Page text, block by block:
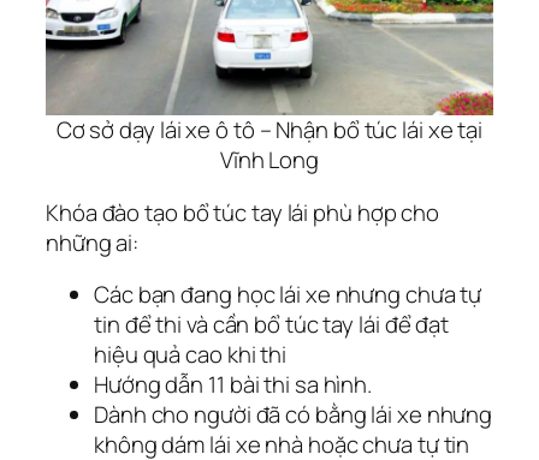
Cơ sở dạy lái xe ô tô – Nhận bổ túc lái xe tại
Vĩnh Long
Khóa đào tạo bổ túc tay lái phù hợp cho
những ai:
Các bạn đang học lái xe nhưng chưa tự
tin để thi và cần bổ túc tay lái để đạt
hiệu quả cao khi thi
Hướng dẫn 11 bài thi sa hình.
Dành cho người đã có bằng lái xe nhưng
không dám lái xe nhà hoặc chưa tự tin